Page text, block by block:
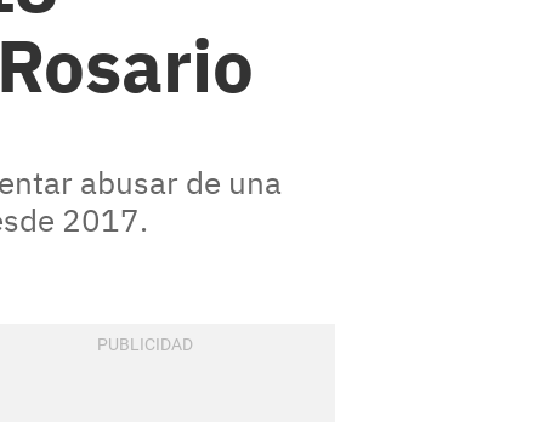
abusar de una
2017.